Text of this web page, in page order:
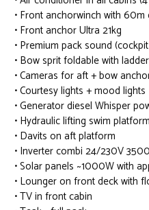
• Front anchorwinch with
• Front anchor Ultra 21kg
• Premium pack sound
• Bow sprit foldable with ladder
• Cameras for aft + bow
• Courtesy lights + mood lights
• Generator diesel Whisper
• Hydraulic lifting swim
• Davits on aft platform
• Inverter combi 24/230V 3500
• Solar panels ~1000W with
• Lounger on front deck with
• TV in front cabin